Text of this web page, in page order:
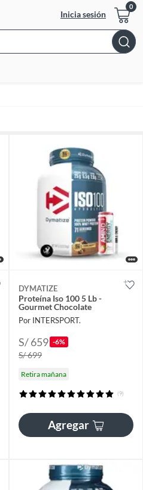
Inicia sesión
Bar
DYMATIZE
Proteína Iso 100 5 Lb -
Gourmet Chocolate
Por INTERSPORT.
S/ 659 -6%
S/ 699
Retira mañana
(9)
Agregar